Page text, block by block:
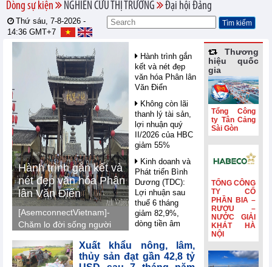
Dòng sự kiện NGHIÊN CỨU THỊ TRƯỜNG Đại hội Đảng
Thứ sáu, 7-8-2026 -
14:36 GMT+7
Hành trình gắn kết và
nét đẹp văn hóa Phân
lân Văn Điển
[AsemconnectVietnam]-
Chăm lo đời sống người
Điển tổ chức tham quan,
nghỉ mát Trung Quốc
Hành trình gắn
kết và nét đẹp
văn hóa Phân lân
Văn Điển
Không còn lãi
thanh lý tài sản,
lợi nhuận quý
II/2026 của HBC
giảm 55%
Kinh doanh và
Phát triển Bình
Dương (TDC):
Lợi nhuận sau
thuế 6 tháng
giảm 82,9%,
dòng tiền âm
đồng
VIFTA mở thêm
Xuất khẩu nông, lâm,
thủy sản đạt gần 42,8 tỷ
Thương
hiệu quốc
gia
Tổng Công
ty Tân Cảng
Sài Gòn
TỔNG CÔNG
TY CỔ
PHẦN BIA –
RƯỢU –
NƯỚC GIẢI
KHÁT HÀ
NỘI